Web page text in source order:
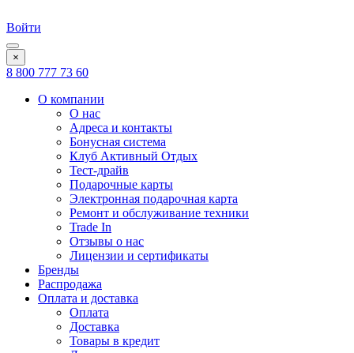
Войти
×
8 800 777 73 60
О компании
О нас
Адреса и контакты
Бонусная система
Клуб Активный Отдых
Тест-драйв
Подарочные карты
Электронная подарочная карта
Ремонт и обслуживание техники
Trade In
Отзывы о нас
Лицензии и сертификаты
Бренды
Распродажа
Оплата и доставка
Оплата
Доставка
Товары в кредит